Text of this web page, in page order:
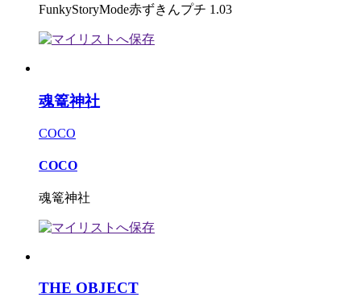
FunkyStoryMode赤ずきんプチ 1.03
魂篭神社
COCO
COCO
魂篭神社
THE OBJECT